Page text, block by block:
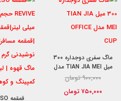
ماگ سفری دوجداره 300
میل TIAN JIA MEI مدل
OFFICE CUP
۹۰۰,۰۰۰تومان
۷۵۰,۰۰۰ تومان